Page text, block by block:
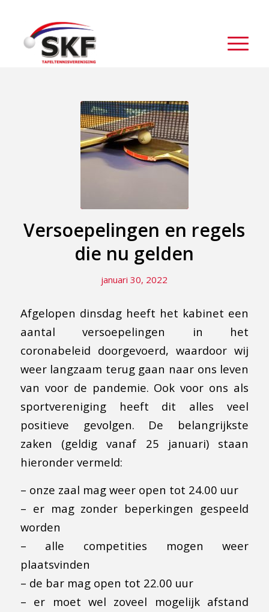
Versoepelingen en regels
die nu gelden
januari 30, 2022
Afgelopen dinsdag heeft het kabinet een
aantal versoepelingen in het
coronabeleid doorgevoerd, waardoor wij
weer langzaam terug gaan naar ons leven
van voor de pandemie. Ook voor ons als
sportvereniging heeft dit alles veel
positieve gevolgen. De belangrijkste
zaken (geldig vanaf 25 januari) staan
hieronder vermeld:
– onze zaal mag weer open tot 24.00 uur
– er mag zonder beperkingen gespeeld
worden
– alle competities mogen weer
plaatsvinden
– de bar mag open tot 22.00 uur
– er moet wel zoveel mogelijk afstand